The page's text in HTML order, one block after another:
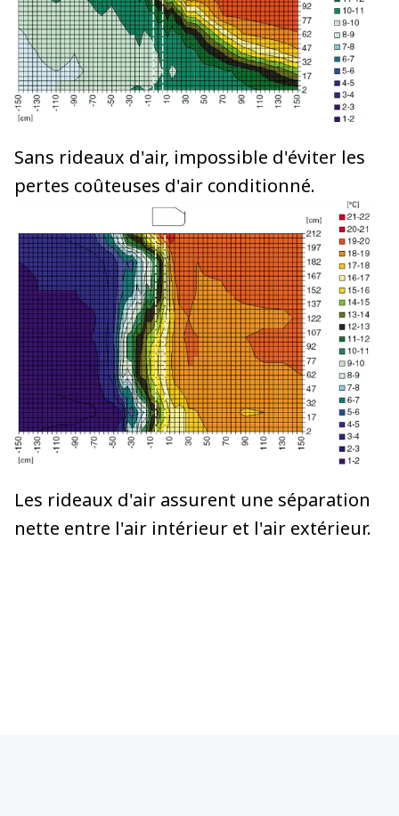
Sans rideaux d'air, impossible d'éviter les
pertes coûteuses d'air conditionné.
Les rideaux d'air assurent une séparation
nette entre l'air intérieur et l'air extérieur.